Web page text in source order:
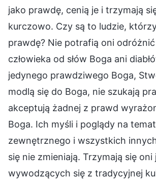
jako prawdę, cenią je i trzymają
kurczowo. Czy są to ludzie,
prawdę? Nie potrafią oni odróżnić
człowieka od słów Boga ani
jedynego prawdziwego Boga,
modlą się do Boga, nie szukają
akceptują żadnej z prawd
Boga. Ich myśli i poglądy na
zewnętrznego i wszystkich
się nie zmieniają. Trzymają się oni
wywodzących się z tradycyjnej